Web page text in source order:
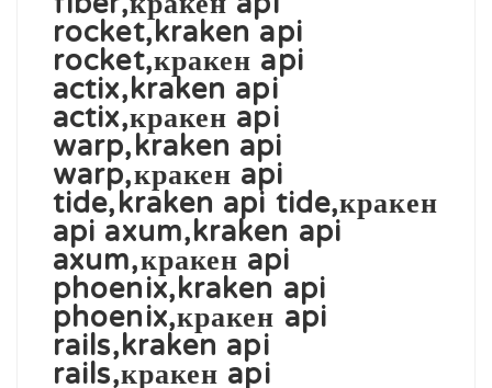
rocket,kraken api
rocket,кракен api
actix,kraken api
actix,кракен api
warp,kraken api
warp,кракен api
tide,kraken api tide,кракен
api axum,kraken api
axum,кракен api
phoenix,kraken api
phoenix,кракен api
rails,kraken api
rails,кракен api